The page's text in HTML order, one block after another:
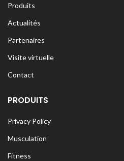
Produits
Actualités
Partenaires
Visite virtuelle
Contact
PRODUITS
Privacy Policy
Musculation
Fitness